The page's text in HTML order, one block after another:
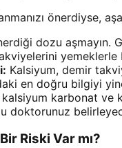
önerdiyse,
dozu aşmayın.
Kalsiyum, demir
en doğru bilgiyi
kalsiyum karbonat ve
doktorunuz
Riski Var mı?